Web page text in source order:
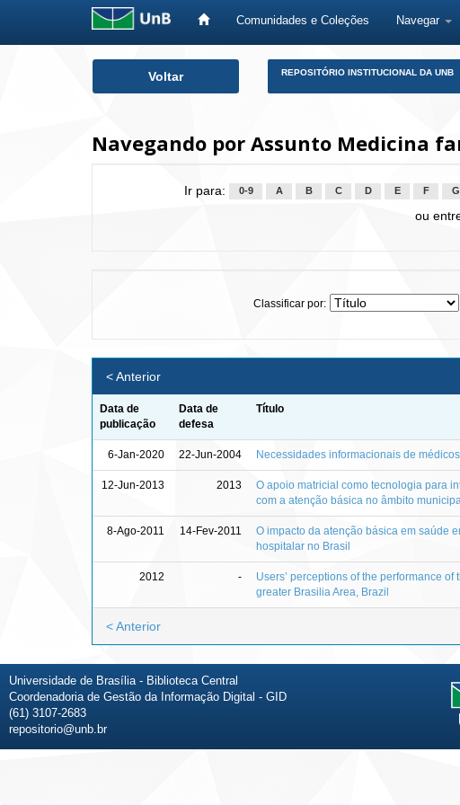
Comunidades e Coleções Navegar
Voltar REPOSITÓRIO INSTITUCIONAL DA UNB
Navegando por Assunto Medicina
Ir para: 0-9 A B C D E F G
ou
Classificar por:
< Anterior
Data de
publicação
Data de
defesa
Título
6-Jan-2020 22-Jun-2004 Necessidades informacionais de
12-Jun-2013 2013
O apoio matricial como tecnologia para
com a atenção básica no âmbito
8-Ago-2011 14-Fev-2011
O impacto da atenção básica em saúde
hospitalar no Brasil
2012 -
Users’ perceptions of the performance
greater Brasilia Area, Brazil
< Anterior
Universidade de Brasília - Biblioteca Central
Coordenadoria de Gestão da Informação Digital - GID
(61) 3107-2683
repositorio@unb.br